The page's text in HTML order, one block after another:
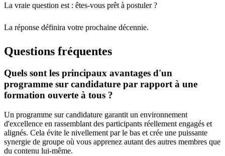
La vraie question est : êtes-vous prêt à postuler ?
La réponse définira votre prochaine décennie.
Questions fréquentes
Quels sont les principaux avantages d'un
programme sur candidature par rapport à une
formation ouverte à tous ?
Un programme sur candidature garantit un environnement
d'excellence en rassemblant des participants réellement engagés et
alignés. Cela évite le nivellement par le bas et crée une puissante
synergie de groupe où vous apprenez autant des autres membres que
du contenu lui-même.